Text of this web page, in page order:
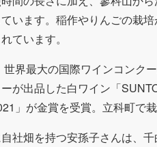
います。稲作やりんごの栽
ています。
世界最大の国際ワインコンク
が出品した白ワイン「
」が金賞を受賞。立科町で
社畑を持つ安孫子さんは、